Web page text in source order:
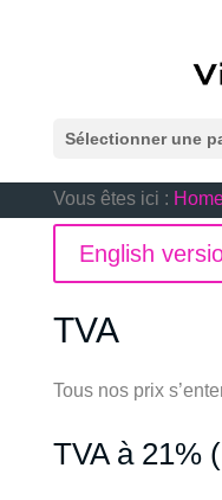
Sélectionner une
Vous êtes ici :
English
TVA
Tous nos prix
TVA à 21%